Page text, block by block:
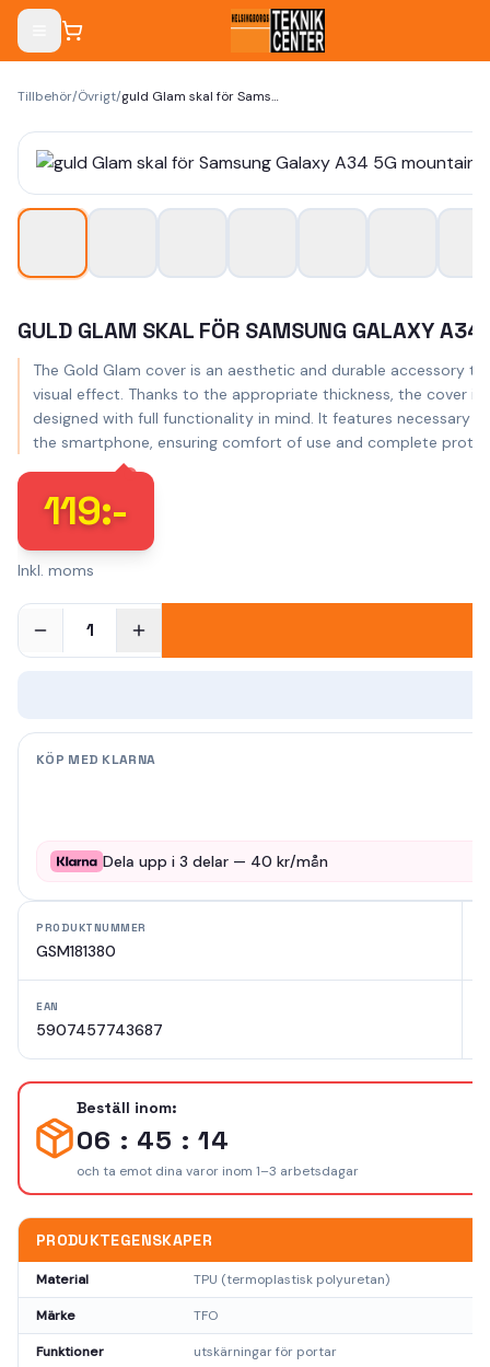
Tillbehör/Övrigt/ guld Glam skal för Samsung Galaxy A34 5G mountain
GULD GLAM SKAL FÖR SAMSUNG GALAXY
The Gold Glam cover is an aesthetic and durable accessory
visual effect. Thanks to the appropriate thickness, the cover
designed with full functionality in mind. It features necessary
the smartphone, ensuring comfort of use and complete
119:-
Inkl. moms
1
KÖP MED KLARNA
Dela upp i 3 delar — 40 kr/mån
PRODUKTNUMMER
GSM181380
EAN
5907457743687
Beställ inom:
06 : 45 : 14
och ta emot dina varor inom 1–3 arbetsdagar
PRODUKTEGENSKAPER
Material TPU (termoplastisk polyuretan)
Märke TFO
Funktioner utskärningar för portar